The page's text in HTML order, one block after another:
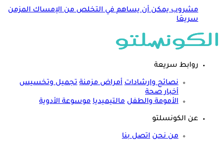
مشروب يمكن أن يساهم في التخلص من الإمساك المزمن
سريعَا
روابط سريعة
نصائح وارشادات أمراض مزمنة تجميل وتخسيس
أخبار صحة
الأمومة والطفل مالتيميديا موسوعة الأدوية
عن الكونسلتو
من نحن اتصل بنا